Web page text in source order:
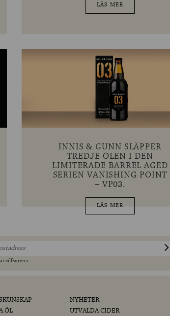
LÄS MER
INNIS & GUNN SLÄPPER
TREDJE ÖLEN I DEN
LIMITERADE BARREL AGED
SERIEN VANISHING POINT
– VP03.
LÄS MER
villkoren »
ÖL
NYHETER
UTVALDA CIDER